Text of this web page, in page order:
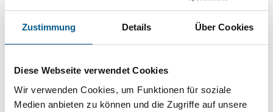
Zustimmung Details Über Cookies
Diese Webseite verwendet Cookies
Wir verwenden Cookies, um Funktionen für soziale
Medien anbieten zu können und die Zugriffe auf unsere
Stiftungsdatenbank
Recherchieren Sie in unserer
Stiftungsdatenbank nach Themen, Kategorien,
Suchbegriffen und Orten. Bei der Suche bitte